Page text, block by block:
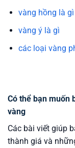
vàng hồng là gì
vàng ý là gì
các loại vàng
Có thể bạn muốn
vàng
Các bài viết giúp
thành giá và